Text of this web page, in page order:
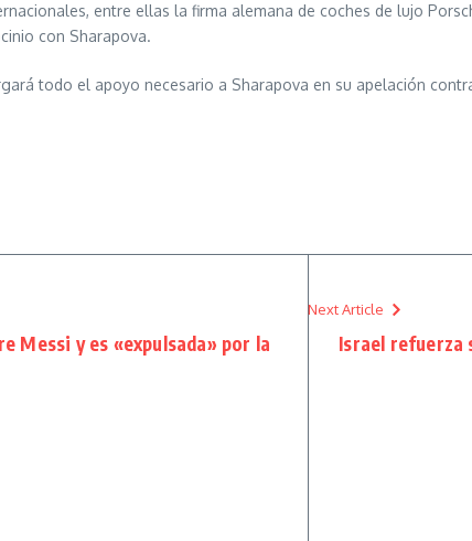
entre ellas la firma alemana de coches de lujo
con Sharapova.
todo el apoyo necesario a Sharapova en su apelación
Messi y es «expulsada» por la
Next Article
Israel refuerza